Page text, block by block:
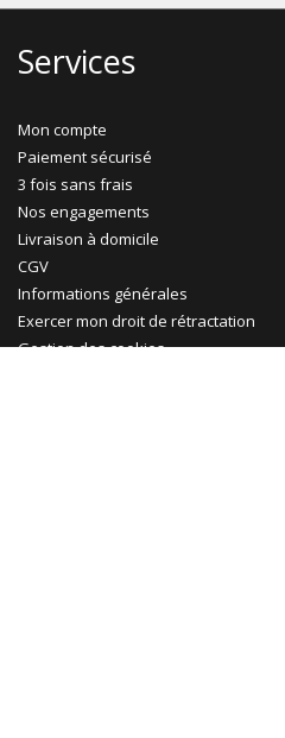
Services
Mon compte
Paiement sécurisé
3 fois sans frais
Nos engagements
Livraison à domicile
CGV
Informations générales
Exercer mon droit de rétractation
Gestion des cookies